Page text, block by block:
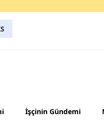
Tekirdağ
İşçinin Gündemi